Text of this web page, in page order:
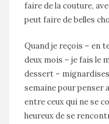
faire de la couture,
peut faire de belles
Quand je reçois – en
deux mois – je fais le
dessert –
semaine pour penser
entre ceux qui ne se
heureux de se